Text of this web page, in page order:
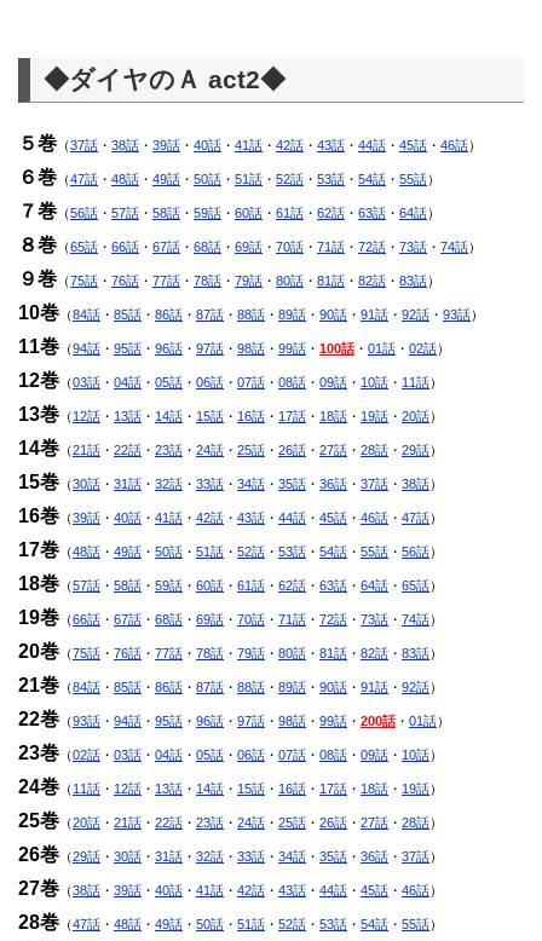
◆ダイヤのＡ act2◆
５巻 （37話 ・ 38話 ・ 39話 ・ 40話 ・ 41話 ・ 42話 ・ 43話 ・ 44話 ・ 45話 ・ 46話）
６巻 （47話 ・ 48話 ・ 49話 ・ 50話 ・ 51話 ・ 52話 ・ 53話 ・ 54話 ・ 55話）
７巻 （56話 ・ 57話 ・ 58話 ・ 59話 ・ 60話 ・ 61話 ・ 62話 ・ 63話 ・ 64話）
８巻 （65話 ・ 66話 ・ 67話 ・ 68話 ・ 69話 ・ 70話 ・ 71話 ・ 72話 ・ 73話 ・ 74話）
９巻 （75話 ・ 76話 ・ 77話 ・ 78話 ・ 79話 ・ 80話 ・ 81話 ・ 82話 ・ 83話）
10巻 （84話 ・ 85話 ・ 86話 ・ 87話 ・ 88話 ・ 89話 ・ 90話 ・ 91話 ・ 92話 ・ 93話）
11巻 （94話 ・ 95話 ・ 96話 ・ 97話 ・ 98話 ・ 99話 ・ 100話 ・ 01話 ・ 02話）
12巻 （03話 ・ 04話 ・ 05話 ・ 06話 ・ 07話 ・ 08話 ・ 09話 ・ 10話 ・ 11話）
13巻 （12話 ・ 13話 ・ 14話 ・ 15話 ・ 16話 ・ 17話 ・ 18話 ・ 19話 ・ 20話）
14巻 （21話 ・ 22話 ・ 23話 ・ 24話 ・ 25話 ・ 26話 ・ 27話 ・ 28話 ・ 29話）
15巻 （30話 ・ 31話 ・ 32話 ・ 33話 ・ 34話 ・ 35話 ・ 36話 ・ 37話 ・ 38話）
16巻 （39話 ・ 40話 ・ 41話 ・ 42話 ・ 43話 ・ 44話 ・ 45話 ・ 46話 ・ 47話）
17巻 （48話 ・ 49話 ・ 50話 ・ 51話 ・ 52話 ・ 53話 ・ 54話 ・ 55話 ・ 56話）
18巻 （57話 ・ 58話 ・ 59話 ・ 60話 ・ 61話 ・ 62話 ・ 63話 ・ 64話 ・ 65話）
19巻 （66話 ・ 67話 ・ 68話 ・ 69話 ・ 70話 ・ 71話 ・ 72話 ・ 73話 ・ 74話）
20巻 （75話 ・ 76話 ・ 77話 ・ 78話 ・ 79話 ・ 80話 ・ 81話 ・ 82話 ・ 83話）
21巻 （84話 ・ 85話 ・ 86話 ・ 87話 ・ 88話 ・ 89話 ・ 90話 ・ 91話 ・ 92話）
22巻 （93話 ・ 94話 ・ 95話 ・ 96話 ・ 97話 ・ 98話 ・ 99話 ・ 200話 ・ 01話）
23巻 （02話 ・ 03話 ・ 04話 ・ 05話 ・ 06話 ・ 07話 ・ 08話 ・ 09話 ・ 10話）
24巻 （11話 ・ 12話 ・ 13話 ・ 14話 ・ 15話 ・ 16話 ・ 17話 ・ 18話 ・ 19話）
25巻 （20話 ・ 21話 ・ 22話 ・ 23話 ・ 24話 ・ 25話 ・ 26話 ・ 27話 ・ 28話）
26巻 （29話 ・ 30話 ・ 31話 ・ 32話 ・ 33話 ・ 34話 ・ 35話 ・ 36話 ・ 37話）
27巻 （38話 ・ 39話 ・ 40話 ・ 41話 ・ 42話 ・ 43話 ・ 44話 ・ 45話 ・ 46話）
28巻 （47話 ・ 48話 ・ 49話 ・ 50話 ・ 51話 ・ 52話 ・ 53話 ・ 54話 ・ 55話）